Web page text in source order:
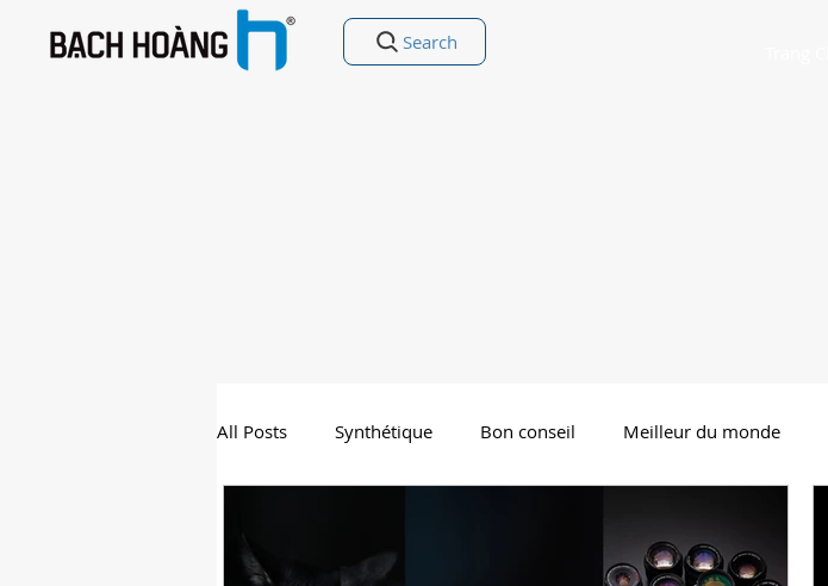
Search
All Posts Synthétique Bon conseil Meilleur du monde